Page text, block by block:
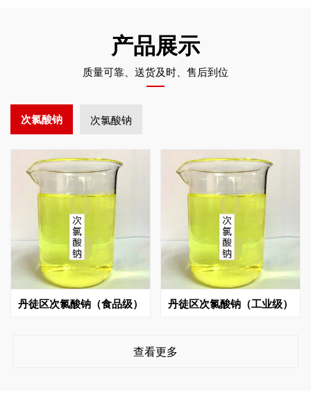
产品展示
质量可靠、送货及时、售后到位
次氯酸钠 次氯酸钠
丹徒区次氯酸钠（食品级） 丹徒区次氯酸钠（工业级）
查看更多